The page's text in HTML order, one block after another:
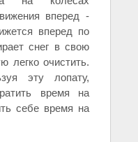
вперед -
вперед по
снег в свою
легко очистить.
эту лопату,
время на
себе время на